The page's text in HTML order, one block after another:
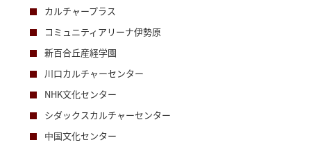
カルチャープラス
コミュニティアリーナ伊勢原
新百合丘産経学園
川口カルチャーセンター
NHK文化センター
シダックスカルチャーセンター
中国文化センター